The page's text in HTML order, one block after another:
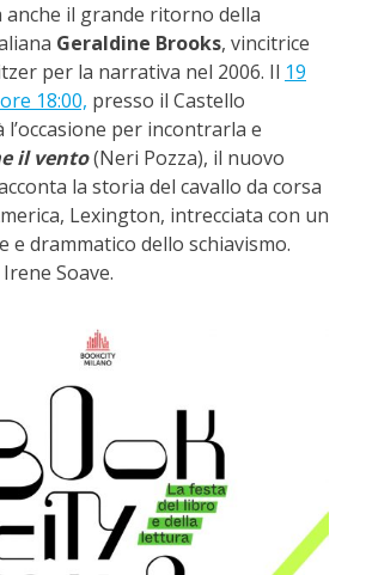
anche il grande ritorno della
Geraldine Brooks, vincitrice
per la narrativa nel 2006. Il 19
18:00, presso il Castello
l’occasione per incontrarla e
il vento(Neri Pozza), il nuovo
la storia del cavallo da corsa
Lexington, intrecciata con un
drammatico dello schiavismo.
Soave.